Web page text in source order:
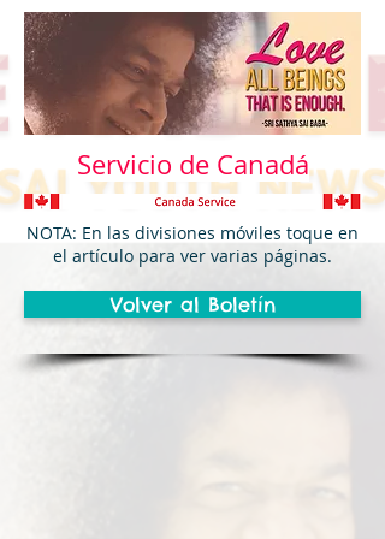
Volver al Boletín
NOTA: En las divisiones móviles toque en
el artículo para ver varias páginas.
Servicio de Canadá